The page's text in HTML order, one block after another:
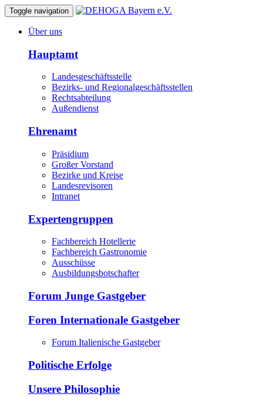
Toggle navigation
Über uns
Hauptamt
Landesgeschäftsstelle
Bezirks- und Regionalgeschäftsstellen
Rechtsabteilung
Außendienst
Ehrenamt
Präsidium
Großer Vorstand
Bezirke und Kreise
Landesrevisoren
Intranet
Expertengruppen
Fachbereich Hotellerie
Fachbereich Gastronomie
Ausschüsse
Ausbildungsbotschafter
Forum Junge Gastgeber
Foren Internationale Gastgeber
Forum Italienische Gastgeber
Politische Erfolge
Unsere Philosophie